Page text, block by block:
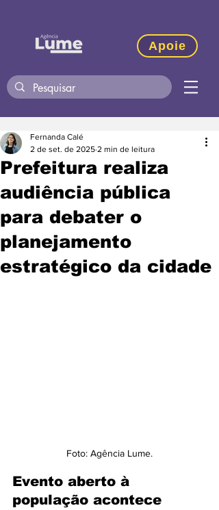
Apoie
Prefeitura realiza
audiência pública
para debater o
planejamento
estratégico da cidade
Fernanda Calé
2 de set. de 2025 2 min de leitura
Foto: Agência Lume.
Evento aberto à
população acontece